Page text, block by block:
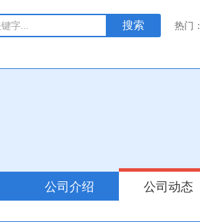
搜索 热门：
公司介绍 公司动态